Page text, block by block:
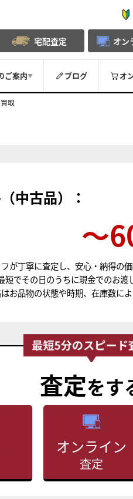
宅配査定 オン
ご案内▼ ブログ オ
取
中古品）：
〜
が丁寧に査定し、安心・納得の価
短でその日のうちに現金でのお渡
お品物の状態や時期、在庫数によ
査定をす
オンライン
査定